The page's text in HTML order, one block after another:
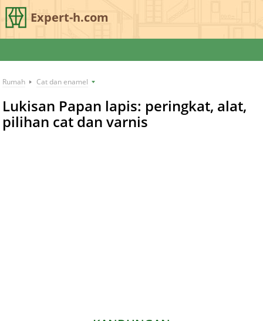
Expert-h.com
Rumah Cat dan enamel
Lukisan Papan lapis: peringkat, alat,
pilihan cat dan varnis